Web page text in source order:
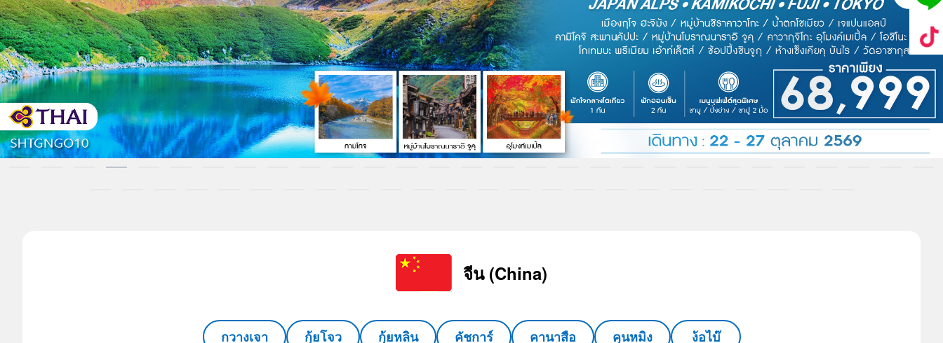
จีน (China)
กวางเจา กุ้ยโจว กุ้ยหลิน คัชการ์ คานาสือ คุนหมิง ง้อไบ๊